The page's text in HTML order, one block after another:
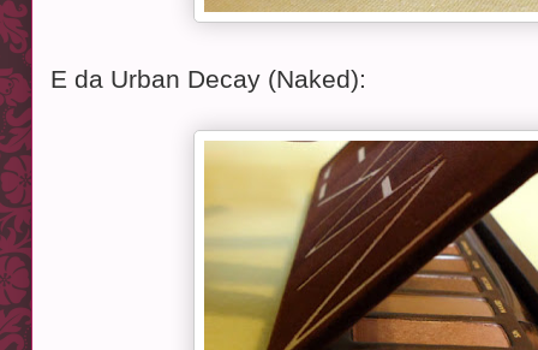
E da Urban Decay (Naked):